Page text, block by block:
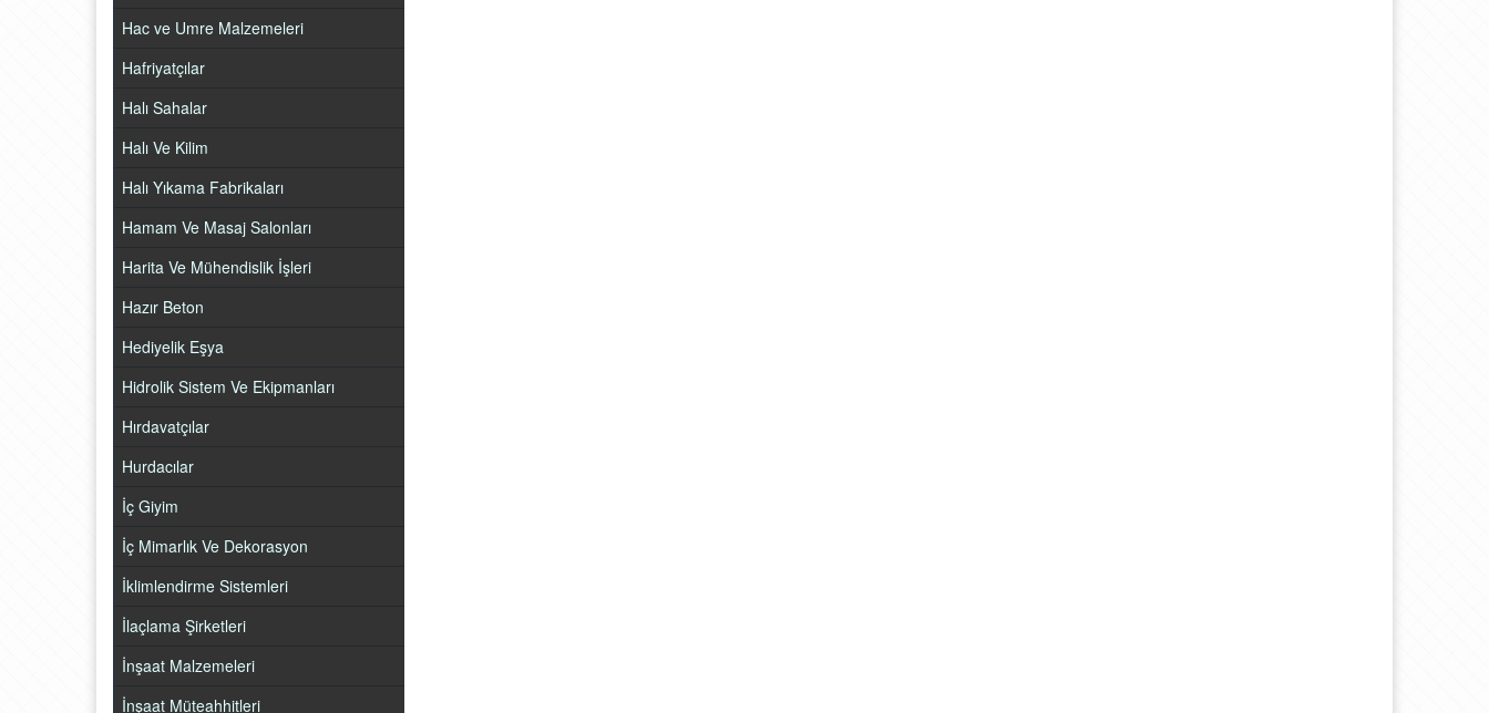
Hac ve Umre Malzemeleri
Hafriyatçılar
Halı Sahalar
Halı Ve Kilim
Halı Yıkama Fabrikaları
Hamam Ve Masaj Salonları
Harita Ve Mühendislik İşleri
Hazır Beton
Hediyelik Eşya
Hidrolik Sistem Ve Ekipmanları
Hırdavatçılar
Hurdacılar
İç Giyim
İç Mimarlık Ve Dekorasyon
İklimlendirme Sistemleri
İlaçlama Şirketleri
İnşaat Malzemeleri
İnşaat Müteahhitleri